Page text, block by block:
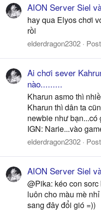
AION Server Siel
hay qua Elyos chơi
rồi
elderdragon2302
Ai chơi sever
nào.........
Kharun asmo thì
Kharun thì dân ta
newbie như bạn...có
IGN: Narie...vào
elderdragon2302
AION Server Siel
@Pika: kéo con
luôn cho màu mè
sang đây đổi gió =))